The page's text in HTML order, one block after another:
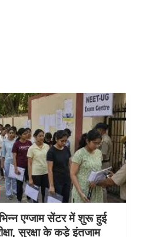
एग्जाम सेंटर में शुरू हुई
सुरक्षा के कड़े इंतजाम